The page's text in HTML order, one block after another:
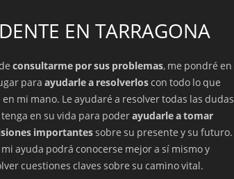
EN TARRAGONA
consultarme por sus problemas, me pondré en
para ayudarle a resolverloscon todo lo que
en mi mano. Le ayudaré a resolver todas las dudas
en su vida para poderayudarle a tomar
importantessobre su presente y su futuro.
mi ayuda podrá conocerse mejor a sí mismo y
cuestiones claves sobre su camino vital.